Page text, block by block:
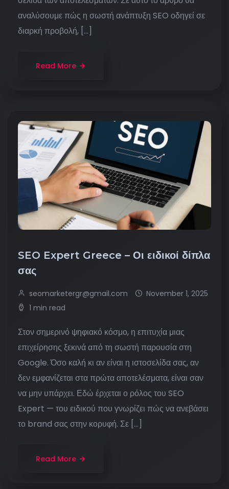
αναλύσουμε πώς η σωστή ανάπτυξη SEO οδηγεί σε
διαρκή προβολή, […]
Read More
SEO Expert Greece – Οι ειδικοί δίπλα
σας
seomarketergr@gmail.com
November 1, 2025
1 min read
Στον σημερινό ψηφιακό κόσμο, η επιτυχία μιας
επιχείρησης ξεκινά από τη σωστή παρουσία στη
Google. Όσο καλή κι αν είναι η ιστοσελίδα σας, αν
δεν εμφανίζεται στα πρώτα αποτελέσματα, είναι σαν
να μην υπάρχει. Εδώ έρχεται ο ρόλος του SEO
Expert — του ειδικού που γνωρίζει πώς να ανεβάσει
το brand σας στην κορυφή. Σε […]
Read More